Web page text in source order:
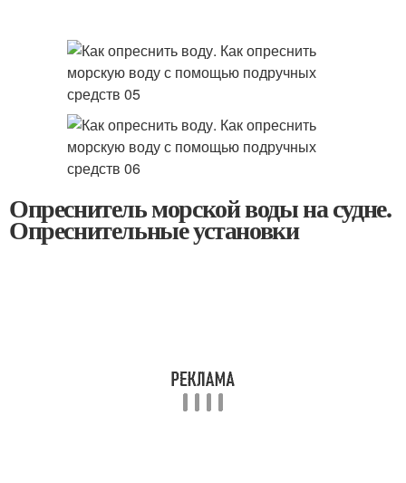
Опреснитель морской воды на судне.
Опреснительные установки